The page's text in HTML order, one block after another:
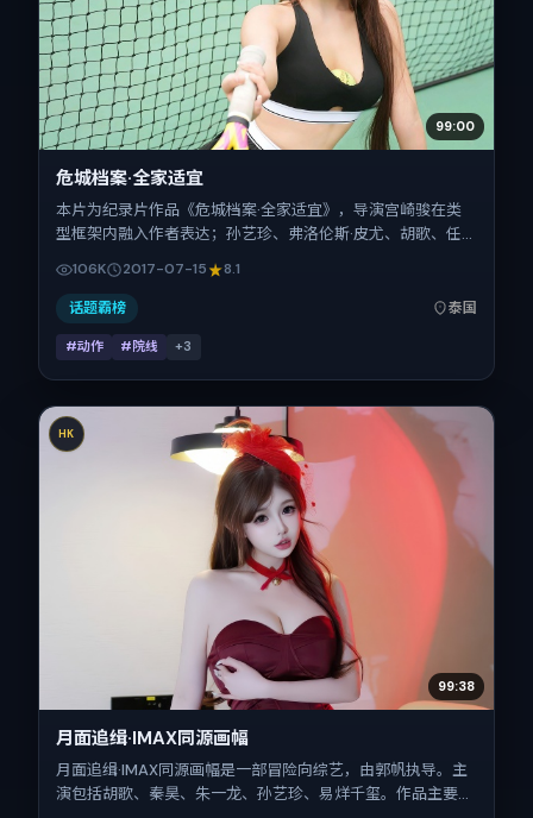
99:00
危城档案·全家适宜
本片为纪录片作品《危城档案·全家适宜》，导演宫崎骏在类
型框架内融入作者表达；孙艺珍、弗洛伦斯·皮尤、胡歌、任
地与出品背景为泰国。上映时间 2017年7月15日（公映登记日
2017-07-15），全片109分钟，节奏张弛有度。
106K 2017-07-15 8.1
话题霸榜 泰国
#动作 #院线 +3
HK
99:38
月面追缉·IMAX同源画幅
月面追缉·IMAX同源画幅是一部冒险向综艺，由郭帆执导。主
演包括胡歌、秦昊、朱一龙、孙艺珍、易烊千玺。作品主要在